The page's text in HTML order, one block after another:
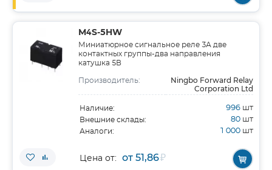
M4S-5HW
Миниатюрное сигнальное реле 3А две
контактных группы-два направления
катушка 5В
Производитель:
Ningbo Forward Relay
Corporation Ltd
Наличие: 996 шт
Внешние склады: 80 шт
Аналоги: 1 000 шт
Цена от: от 51,86₽